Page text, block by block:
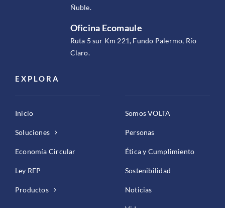
Ñuble.
Oficina Ecomaule
Ruta 5 sur Km 221, Fundo Palermo, Río
Claro.
EXPLORA
Inicio
Soluciones
Economía Circular
Ley REP
Productos
Somos VOLTA
Personas
Ética y Cumplimiento
Sostenibilidad
Noticias